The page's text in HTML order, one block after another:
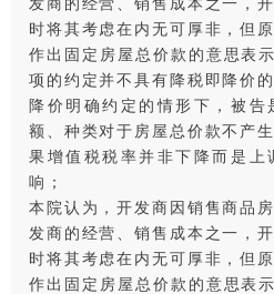
时将其考虑在内无可厚非，但
作出固定房屋总价款的意思表
项的约定并不具有降税即降价
降价明确约定的情形下，被
额、种类对于房屋总价款不产
果增值税税率并非下降而是上
响；
本院认为，开发商因销售商品
发商的经营、销售成本之一，
时将其考虑在内无可厚非，但
作出固定房屋总价款的意思表